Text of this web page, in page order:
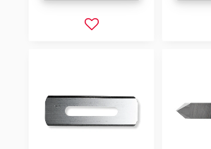
Lägg till i favoriter